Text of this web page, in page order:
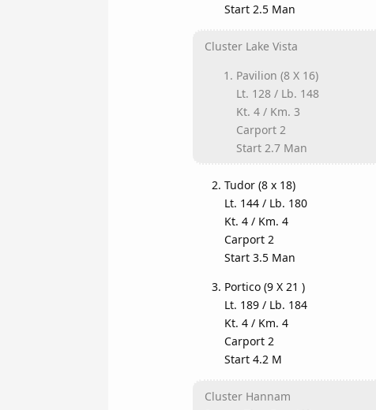
Start 2.5 Man
Cluster Lake Vista
Pavilion (8 X 16)
Lt. 128 / Lb. 148
Kt. 4 / Km. 3
Carport 2
Start 2.7 Man
Tudor (8 x 18)
Lt. 144 / Lb. 180
Kt. 4 / Km. 4
Carport 2
Start 3.5 Man
Portico (9 X 21 )
Lt. 189 / Lb. 184
Kt. 4 / Km. 4
Carport 2
Start 4.2 M
Cluster Hannam